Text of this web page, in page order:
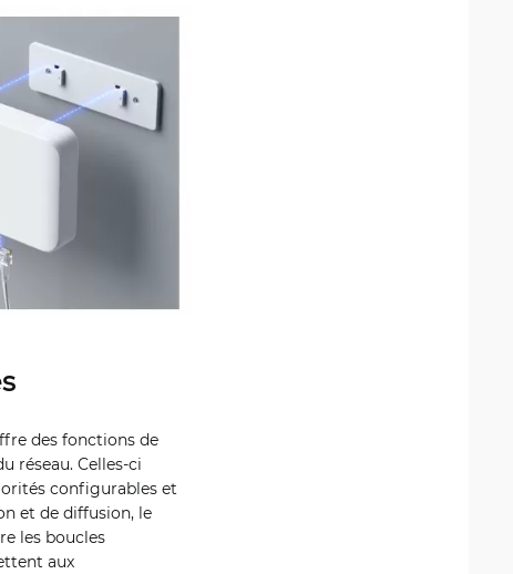
des fonctions de
réseau. Celles-ci
configurables et
et de diffusion, le
les boucles
aux